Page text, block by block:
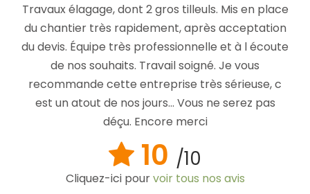
Travaux élagage, dont 2 gros tilleuls. Mis en place
du chantier très rapidement, après acceptation
du devis. Équipe très professionnelle et à l écoute
de nos souhaits. Travail soigné. Je vous
recommande cette entreprise très sérieuse, c
est un atout de nos jours... Vous ne serez pas
déçu. Encore merci
10 /10
Cliquez-ici pourvoir tous nos avis